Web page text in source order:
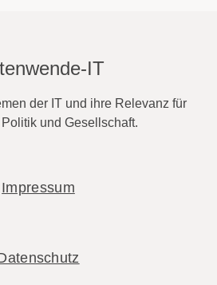
IT
der IT und ihre Relevanz für
und Gesellschaft.
Impressum